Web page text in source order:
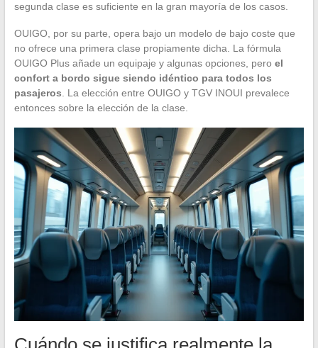
segunda clase es suficiente en la gran mayoría de los casos.
OUIGO, por su parte, opera bajo un modelo de bajo coste que
no ofrece una primera clase propiamente dicha. La fórmula
OUIGO Plus añade un equipaje y algunas opciones, pero el
confort a bordo sigue siendo idéntico para todos los
pasajeros. La elección entre OUIGO y TGV INOUI prevalece
entonces sobre la elección de la clase.